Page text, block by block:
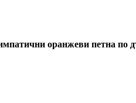
оранжеви петна по